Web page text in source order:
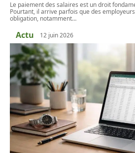
Le paiement des salaires est un droit
Pourtant, il arrive parfois que des
obligation, notamment…
Actu 12 juin 2026